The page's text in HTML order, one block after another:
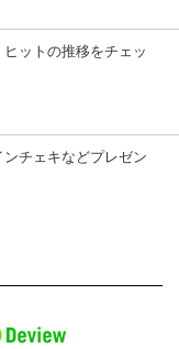
ットの推移をチェッ
チェキなどプレゼン